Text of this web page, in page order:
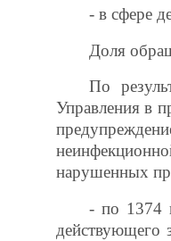
- в сфере
Доля
По
Управления в
нарушенных
- по 1374
действующего